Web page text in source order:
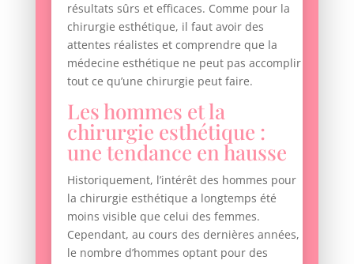
résultats sûrs et efficaces. Comme pour la
chirurgie esthétique, il faut avoir des
attentes réalistes et comprendre que la
médecine esthétique ne peut pas accomplir
tout ce qu’une chirurgie peut faire.
Les hommes et la
chirurgie esthétique :
une tendance en hausse
Historiquement, l’intérêt des hommes pour
la chirurgie esthétique a longtemps été
moins visible que celui des femmes.
Cependant, au cours des dernières années,
le nombre d’hommes optant pour des